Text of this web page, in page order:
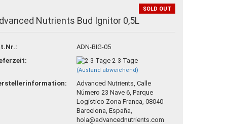
erstellen
vergessen?
SOLD OUT
Nutrients Bud Ignitor 0,5L
ADN-BIG-05
2-3 Tage
(Ausland abweichend)
Advanced Nutrients, Calle
Número 23 Nave 6, Parque
Logístico Zona Franca, 08040
Barcelona, España,
hola@advancednutrients.com